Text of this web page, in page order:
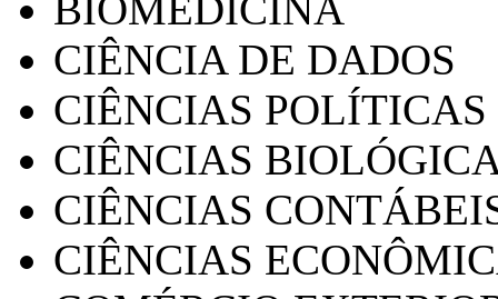
CIÊNCIA DE DADOS
CIÊNCIAS POLÍTICAS
CIÊNCIAS
CIÊNCIAS
CIÊNCIAS